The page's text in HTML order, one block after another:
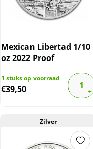
Mexican Libertad 1/10
oz 2022 Proof
1 stuks op voorraad
€39,50
Zilver